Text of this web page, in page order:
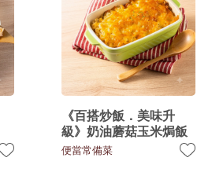
《百搭炒飯．美味升
級》奶油蘑菇玉米焗飯
便當常備菜